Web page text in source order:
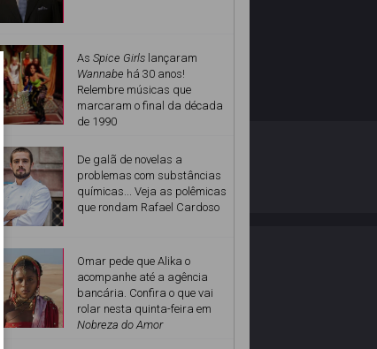
As Spice Girls lançaram
Wannabe há 30 anos!
Relembre músicas que
marcaram o final da década
de 1990
De galã de novelas a
problemas com substâncias
químicas... Veja as polêmicas
que rondam Rafael Cardoso
Omar pede que Alika o
acompanhe até a agência
bancária. Confira o que vai
rolar nesta quinta-feira em
Nobreza do Amor
Desenvolvido por